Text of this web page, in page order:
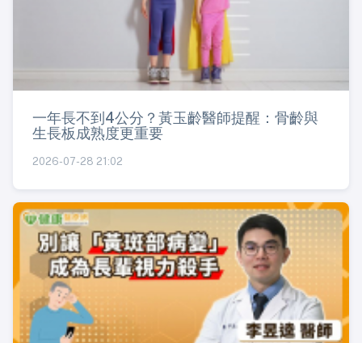
一年長不到4公分？黃玉齡醫師提醒：骨齡與
生長板成熟度更重要
2026-07-28 21:02